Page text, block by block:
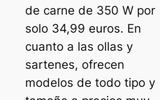
de carne de 350 W por
solo 34,99 euros. En
cuanto a las ollas y
sartenes, ofrecen
modelos de todo tipo y